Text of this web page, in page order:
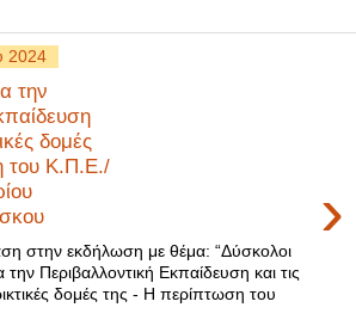
2024
την
δομές
του Κ.Π.Ε./
›
στην εκδήλωση με θέμα: “Δύσκολοι
την Περιβαλλοντική Εκπαίδευση και τις
δομές της - Η περίπτωση του